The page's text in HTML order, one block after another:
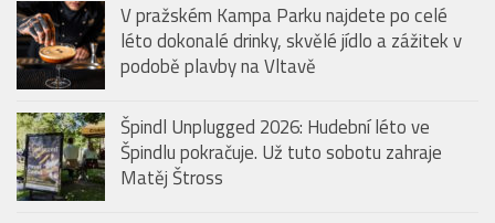
V pražském Kampa Parku najdete po celé
léto dokonalé drinky, skvělé jídlo a zážitek v
podobě plavby na Vltavě
Špindl Unplugged 2026: Hudební léto ve
Špindlu pokračuje. Už tuto sobotu zahraje
Matěj Štross